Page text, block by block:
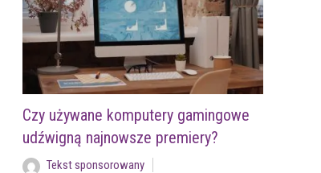
Czy używane komputery gamingowe
udźwigną najnowsze premiery?
Tekst sponsorowany